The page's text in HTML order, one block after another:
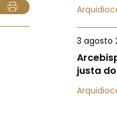
3 agosto
justa